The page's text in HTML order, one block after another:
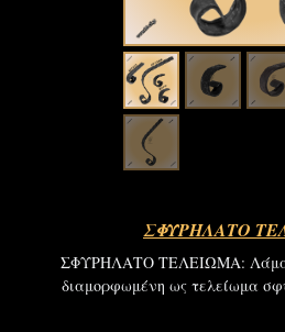
ΣΦΥΡΗΛΑΤΟ
ΣΦΥΡΗΛΑΤΟ ΤΕΛΕΙΩΜΑ: Λάμα
διαμορφωμένη ως τελείωμα